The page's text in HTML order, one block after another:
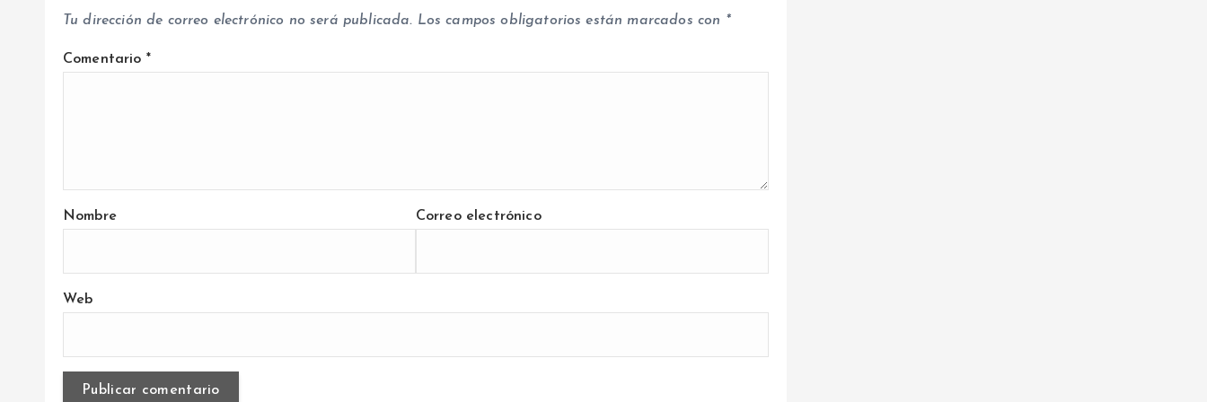
d
a
Tu dirección de correo electrónico no será publicada. Los campos obligatorios están marcados con *
Comentario *
Nombre Correo electrónico
Web